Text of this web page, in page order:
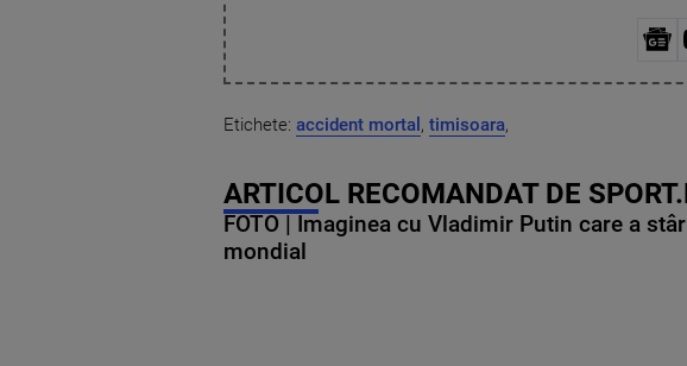
Etichete: accident mortal , timisoara,
ARTICOL RECOMANDAT DE
FOTO | Imaginea cu Vladimir Putin care a
mondial